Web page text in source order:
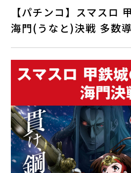
【パチンコ】スマスロ
海門(うなと)決戦 多数